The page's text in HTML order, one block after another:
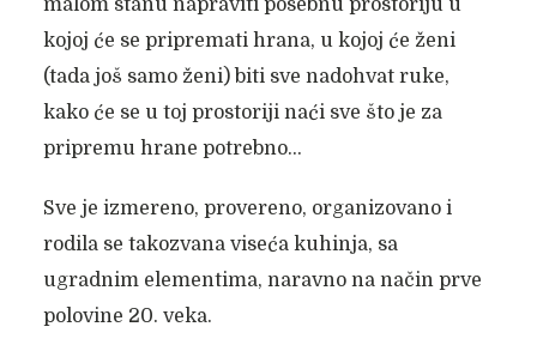
malom stanu napraviti posebnu prostoriju u
kojoj će se pripremati hrana, u kojoj će ženi
(tada još samo ženi) biti sve nadohvat ruke,
kako će se u toj prostoriji naći sve što je za
pripremu hrane potrebno…
Sve je izmereno, provereno, organizovano i
rodila se takozvana viseća kuhinja, sa
ugradnim elementima, naravno na način prve
polovine 20. veka.